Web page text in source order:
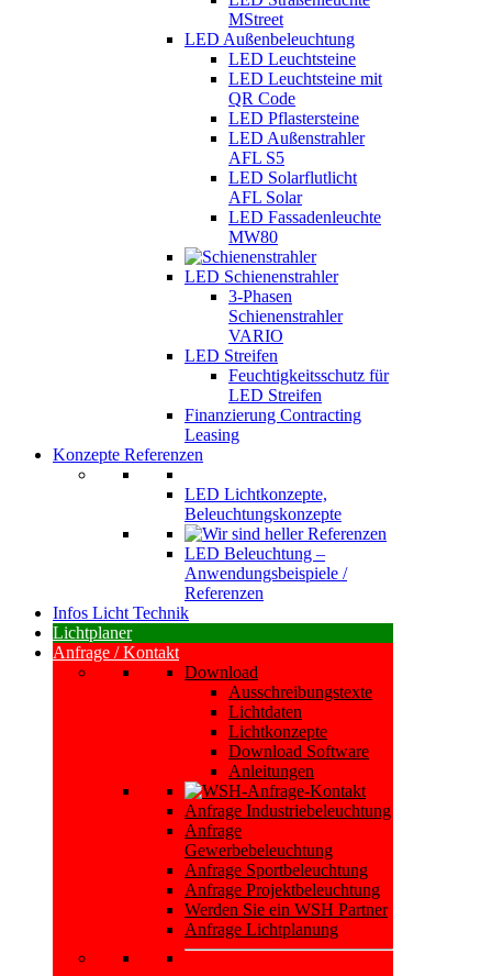
MStreet
LED Außenbeleuchtung
LED Leuchtsteine
LED Leuchtsteine mit
QR Code
LED Pflastersteine
LED Außenstrahler
AFL S5
LED Solarflutlicht
AFL Solar
LED Fassadenleuchte
MW80
LED Schienenstrahler
3-Phasen
Schienenstrahler
VARIO
LED Streifen
Feuchtigkeitsschutz für
LED Streifen
Finanzierung Contracting
Leasing
Konzepte Referenzen
LED Lichtkonzepte,
Beleuchtungskonzepte
LED Beleuchtung –
Anwendungsbeispiele /
Referenzen
Infos Licht Technik
Lichtplaner
Anfrage / Kontakt
Download
Ausschreibungstexte
Lichtdaten
Lichtkonzepte
Download Software
Anleitungen
Anfrage Industriebeleuchtung
Anfrage
Gewerbebeleuchtung
Anfrage Sportbeleuchtung
Anfrage Projektbeleuchtung
Werden Sie ein WSH Partner
Anfrage Lichtplanung